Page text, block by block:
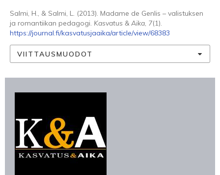
Salmi, H., & Salmi, L. (2013). Madame de Genlis – valistuksen
ja romantiikan pedagogi. Kasvatus & Aika, 7(1).
https://journal.fi/kasvatusjaaika/article/view/68383
VIITTAUSMUODOT